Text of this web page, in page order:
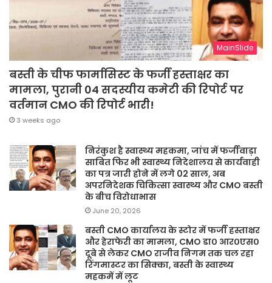
MainSlide
बस्ती के चीफ फार्मासिस्ट के फर्जी हस्ताक्षर का
मामला, पुरानी 04 सदस्यीय कमेटी की रिपोर्ट पर
वर्तमान CMO की रिपोर्ट भारी!
3 weeks ago
निरंकुश है स्वास्थ्य महकमा, जांच में फर्जीवाड़ा
साबित फिर भी स्वास्थ्य निदेशालय से कार्यवाही
का पत्र जारी होने में लगे 02 साल, अब
अपरनिदेशक चिकित्सा स्वास्थ्य और CMO बस्ती
के बीच विरोधाभास
June 20, 2026
बस्ती CMO कार्यालय के स्टोर में फर्जी हस्ताक्षर
और हेराफेरी का मामला, CMO डा० आर०एस०
दूबे से लेकर CMO राजीव निगम तक चल रहा
रिंगमास्टर का सिक्का, बस्ती के स्वास्थ्य
महकमें में लूट